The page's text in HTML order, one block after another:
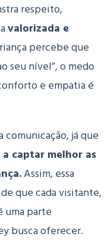
respeito,
valorizada e
percebe que
seu nível”, o medo
e empatia é
comunicação, já que
captar melhor as
Assim, essa
que cada visitante,
uma parte
busca oferecer.